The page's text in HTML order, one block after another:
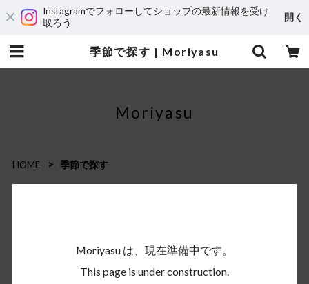
Instagramでフォローしてショップの最新情報を受け
取ろう
開く
季節で探す | Moriyasu
Moriyasu
HOME 季節で探す
Moriyasu は、現在準備中です。
This page is under construction.